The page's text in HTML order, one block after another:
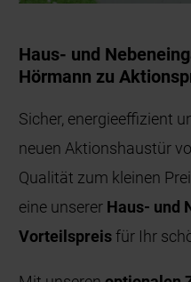
Haus- und
Hörmann zu
Sicher, energieeffizient
neuen Aktionshaustür
Qualität zum kleinen
eine unserer Haus- und
Vorteilspreisfür Ihr